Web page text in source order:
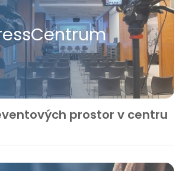
prostor v centru